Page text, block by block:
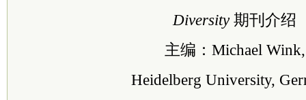
Diversity期刊介绍
主编：Michael Wink,
Heidelberg University,